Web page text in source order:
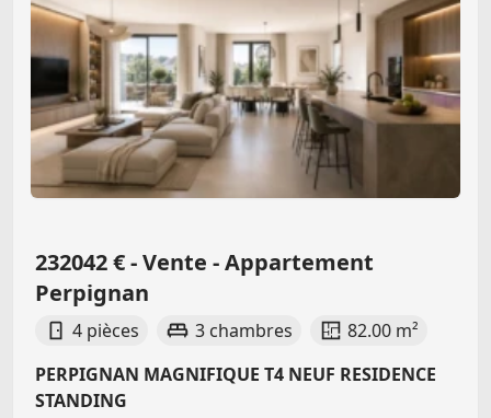
232042 € - Vente - Appartement
Perpignan
4 pièces 3 chambres
82.00 m²
PERPIGNAN MAGNIFIQUE T4 NEUF RESIDENCE
STANDING